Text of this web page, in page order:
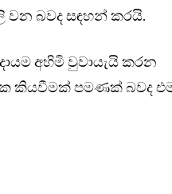
වන බවද සඳහන් කරයි.
අහිමි වුවායැයි කරන
කියවීමක් පමණක් බවද